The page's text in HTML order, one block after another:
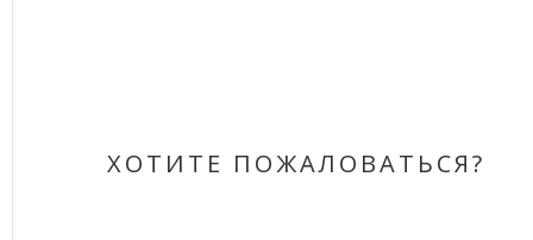
ХОТИТЕ ПОЖАЛОВАТЬСЯ?